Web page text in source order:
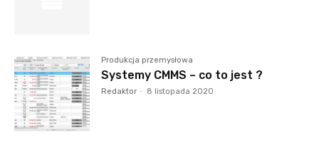
Produkcja przemysłowa
Systemy CMMS – co to jest ?
Redaktor - 8 listopada 2020